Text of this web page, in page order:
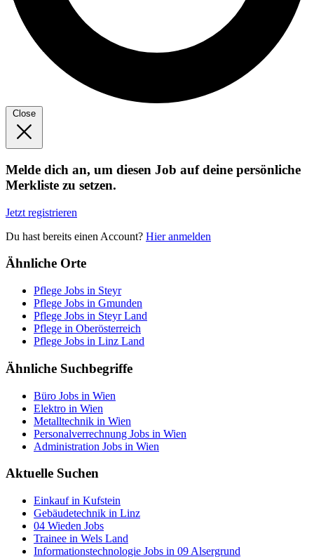
Close
Melde dich an, um diesen Job auf deine persönliche
Merkliste zu setzen.
Jetzt registrieren
Du hast bereits einen Account? Hier anmelden
Ähnliche Orte
Pflege Jobs in Steyr
Pflege Jobs in Gmunden
Pflege Jobs in Steyr Land
Pflege in Oberösterreich
Pflege Jobs in Linz Land
Ähnliche Suchbegriffe
Büro Jobs in Wien
Elektro in Wien
Metalltechnik in Wien
Personalverrechnung Jobs in Wien
Administration Jobs in Wien
Aktuelle Suchen
Einkauf in Kufstein
Gebäudetechnik in Linz
04 Wieden Jobs
Trainee in Wels Land
Informationstechnologie Jobs in 09 Alsergrund